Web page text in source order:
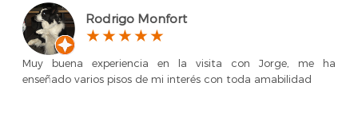
Rodrigo Monfort
Muy buena experiencia en la visita con Jorge, me ha
enseñado varios pisos de mi interés con toda amabilidad